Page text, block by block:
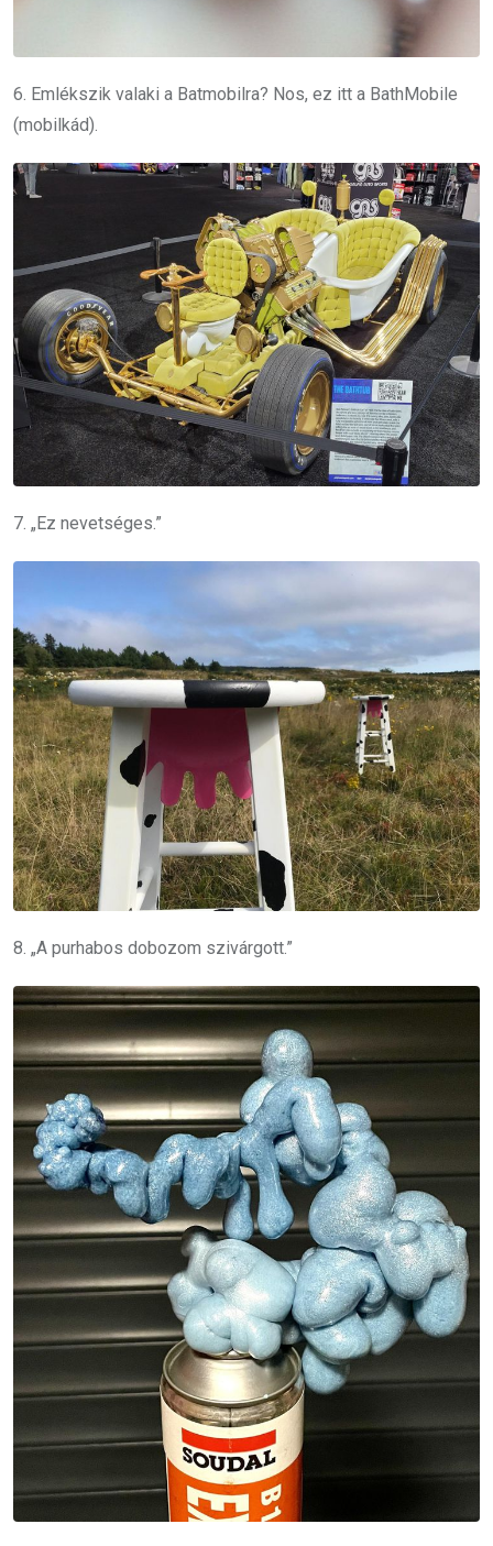
6. Emlékszik valaki a Batmobilra? Nos, ez itt a BathMobile
(mobilkád).
7. „Ez nevetséges.”
8. „A purhabos dobozom szivárgott.”